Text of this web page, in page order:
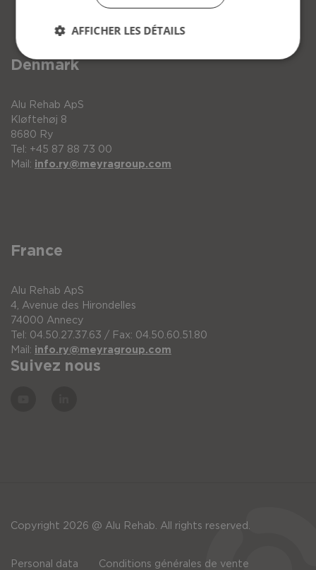
Denmark
Alu Rehab ApS
Kløftehøj 8
8680 Ry
Tel: +45 87 88 73 00
Mail: info.ry@meyragroup.com
France
Alu Rehab ApS
4, Avenue des Hirondelles
74000 Annecy
Tel: 04.50.27.37.63 / Fax: 04.50.60.51.80
Mail: info.ry@meyragroup.com
Suivez nous
Copyright 2026 @ Alu Rehab. All rights reserved.
Personal data Conditions générales de vente
AFFICHER LES DÉTAILS